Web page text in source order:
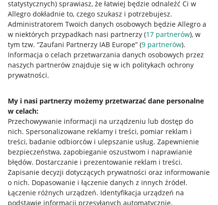
statystycznych) sprawiasz, że łatwiej będzie odnaleźć Ci w
Allegro dokładnie to, czego szukasz i potrzebujesz.
Administratorem Twoich danych osobowych będzie Allegro a
w niektórych przypadkach nasi partnerzy (17 partnerów), w
tym tzw. “Zaufani Partnerzy IAB Europe” (9 partnerów).
Informacja o celach przetwarzania danych osobowych przez
naszych partnerów znajduje się w ich politykach ochrony
prywatności.
My i nasi partnerzy możemy przetwarzać dane personalne
w celach:
Przechowywanie informacji na urządzeniu lub dostęp do
nich. Spersonalizowane reklamy i treści, pomiar reklam i
treści, badanie odbiorców i ulepszanie usług. Zapewnienie
bezpieczeństwa, zapobieganie oszustwom i naprawianie
błędów. Dostarczanie i prezentowanie reklam i treści.
Zapisanie decyzji dotyczących prywatności oraz informowanie
o nich. Dopasowanie i łączenie danych z innych źródeł.
Łączenie różnych urządzeń. Identyfikacja urządzeń na
podstawie informacji przesyłanych automatycznie.
Przydatne informacje
Jak to działa
Napisz do nas
Allegro Gadane dla kupujących
Mapa miejscowości
Informacje prawne
Regulamin
Polityka plików "cookies"
Ustawienia plików "cookies"